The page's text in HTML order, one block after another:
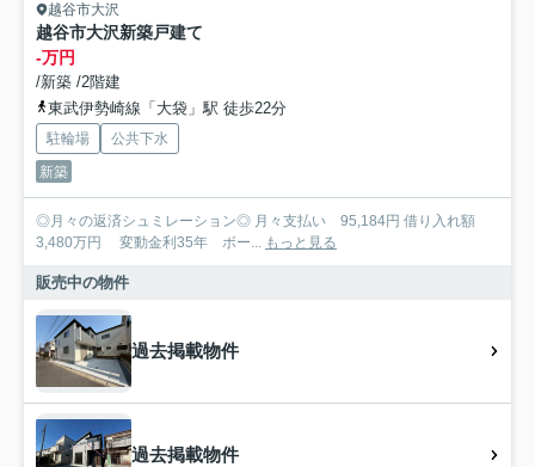
越谷市大沢
越谷市大沢新築戸建て
-万円
/新築 /2階建
東武伊勢崎線「大袋」駅 徒歩22分
駐輪場
公共下水
新築
◎月々の返済シュミレーション◎ 月々支払い 95,184円 借り入れ額
3,480万円 変動金利35年 ボー... もっと見る
販売中の物件
過去掲載物件
過去掲載物件